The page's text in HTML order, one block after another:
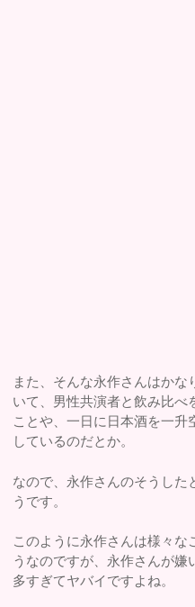
また、そんな永作さんはかな
いて、男性共演者と飲み比べ
ことや、一日に日本酒を一
しているのだとか。
なので、永作さんのそうした
うです。
このように永作さんは様々な
うなのですが、永作さんが
多すぎてヤバイですよね。